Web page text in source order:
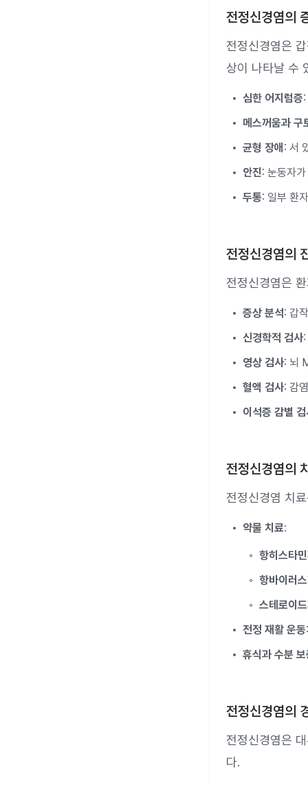
전정신경염의
전정신경염은
상이 나타날 수
심한 어지럼증
메스꺼움과 구
균형 장애 : 서
안진: 눈동자
두통: 일부 환
전정신경염의
전정신경염은
증상 분석: 갑
신경학적 검사
영상 검사: 뇌
혈액 검사: 감
이석증 감별
전정신경염의
전정신경염 치
약물 치료:
항히스타
항바이러
스테로이
전정 재활 운동
휴식과 수분
전정신경염의
전정신경염은
다.